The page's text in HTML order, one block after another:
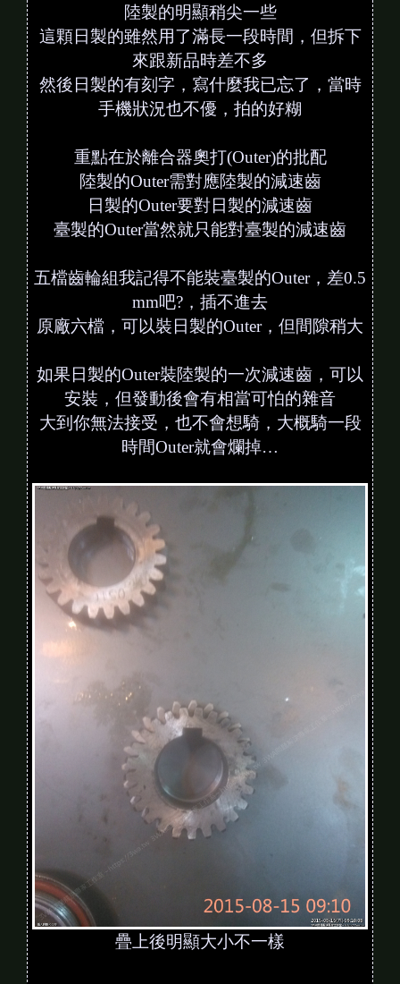
陸製的明顯稍尖一些
這顆日製的雖然用了滿長一段時間，但拆下
來跟新品時差不多
然後日製的有刻字，寫什麼我已忘了，當時
手機狀況也不優，拍的好糊
重點在於離合器奧打(Outer)的批配
陸製的Outer需對應陸製的減速齒
日製的Outer要對日製的減速齒
臺製的Outer當然就只能對臺製的減速齒
五檔齒輪組我記得不能裝臺製的Outer，差0.5
mm吧?，插不進去
原廠六檔，可以裝日製的Outer，但間隙稍大
如果日製的Outer裝陸製的一次減速齒，可以
安裝，但發動後會有相當可怕的雜音
大到你無法接受，也不會想騎，大概騎一段
時間Outer就會爛掉…
疊上後明顯大小不一樣